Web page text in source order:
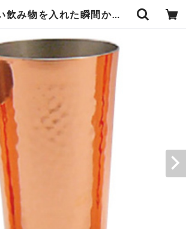
冷たい飲み物を入れた瞬間から冷える 純銅 タンブラー 200ml 小 鎚目模様 指先や唇から伝わる清涼感 銅の高い抗菌力 雑味を取り除きまろやかな味わい 新光堂 エンヴェールヘルック | エンジュール